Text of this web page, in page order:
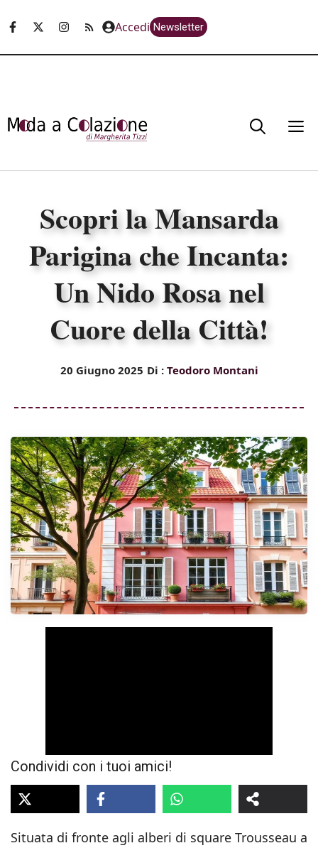
Accedi Newsletter
Scopri la Mansarda
Parigina che Incanta:
Un Nido Rosa nel
Cuore della Città!
20 Giugno 2025 Di : Teodoro Montani
Condividi con i tuoi amici!
Situata di fronte agli alberi di square Trousseau a